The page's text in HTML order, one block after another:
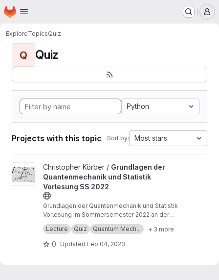
Skip to main content
Homepage
ExploreTopicsQuiz
Q Quiz
Python
Projects with this topic Sort by: Most stars
View Grundlagen der Quantenmechanik und Statistik
Christopher Körber / Grundlagen der
Quantenmechanik und Statistik
Vorlesung SS 2022
Grundlagen der Quantenmechanik und Statistik
Vorlesung im Sommersemester 2022 an der
Ruhr-Universität Bochum.
Siehe auchhttps://elearning.blogs.ruhr-uni-boc
hum.de/lehre-auf-mass/
Lecture Quiz Quantum Mech... + 3 more
0 Updated Feb 04, 2023